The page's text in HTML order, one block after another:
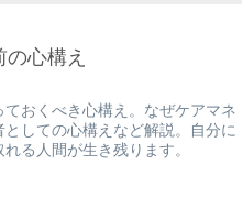
心構え
おくべき心構え。なぜケアマネ
しての心構えなど解説。自分に
る人間が生き残ります。